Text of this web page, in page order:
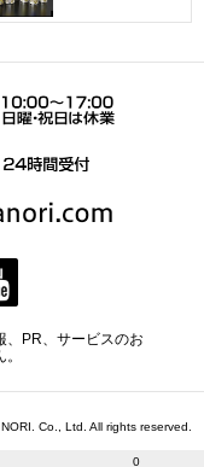
0
、PR、サービスのお
Co., Ltd. All rights reserved.